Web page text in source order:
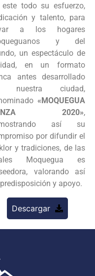
todo su esfuerzo,
y talento, para
a los hogares
y del
un espectáculo de
en un formato
antes desarrollado
nuestra ciudad,
«MOQUEGUA
2020»,
así su
por difundir el
y tradiciones, de las
Moquegua es
valorando así
y apoyo.
Descargar